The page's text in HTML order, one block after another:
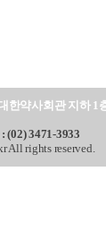
한약사회관 지하 1
(02) 3471-3933
All rights reserved.